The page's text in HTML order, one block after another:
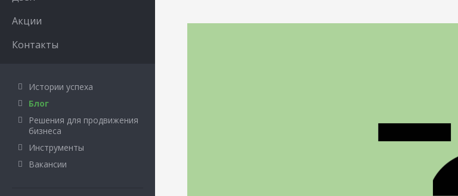
Акции
Контакты
Истории успеха
Блог
Решения для продвижения
бизнеса
Инструменты
Вакансии